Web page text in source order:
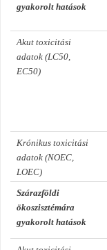
gyakorolt hatások
Akut toxicitási
adatok (LC50,
EC50)
Krónikus toxicitási
adatok (NOEC,
LOEC)
Szárazföldi
ökoszisztémára
gyakorolt hatások